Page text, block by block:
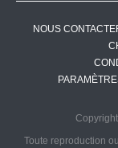
NOUS
Toute reproduction